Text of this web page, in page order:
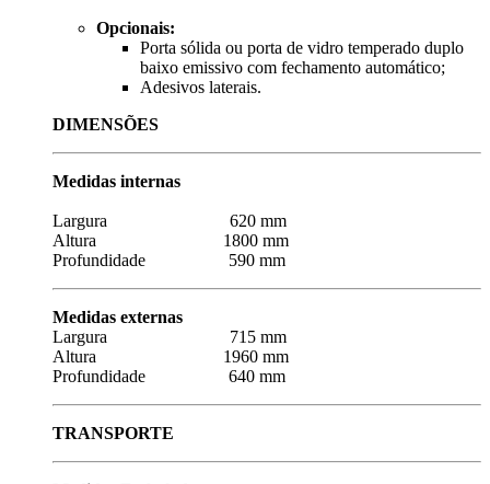
Opcionais:
Porta sólida ou porta de vidro temperado duplo
baixo emissivo com fechamento automático;
Adesivos laterais.
DIMENSÕES
Medidas internas
Largura 620 mm
Altura 1800 mm
Profundidade 590 mm
Medidas externas
Largura 715 mm
Altura 1960 mm
Profundidade 640 mm
TRANSPORTE